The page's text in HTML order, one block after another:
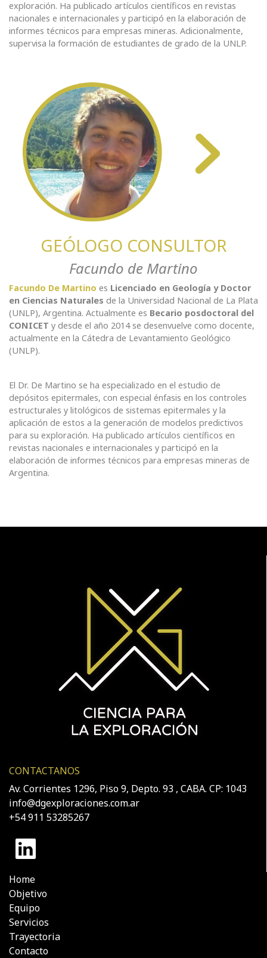
exploración. Ha publicado artículos científicos en revistas
nacionales e internacionales y participó en la elaboración de
informes técnicos para empresas mineras. Adicionalmente,
supervisa la formación de estudiantes de grado de la UNLP.
GEÓLOGO CONSULTOR
Facundo de Martino
Facundo De Martino es Licenciado en Geología y Doctor
en Ciencias Naturales de la Universidad Nacional de La Plata
(UNLP), Argentina. Actualmente es Becario posdoctoral del
CONICET y desde el año 2014 se desenvuelve como docente,
actualmente en la Cátedra de Levantamiento Geológico
(UNLP).
El Dr. De Martino se ha especializado en el estudio de
depósitos epitermales, con especial énfasis en los controles
estructurales y litológicos de sistemas epitermales y la
aplicación de estos a la generación de modelos predictivos
para su exploración. Ha publicado artículos científicos en
revistas nacionales e internacionales y participó en la
elaboración de informes técnicos para empresas mineras de
Argentina.
CONTACTANOS
Av. Corrientes 1296, Piso 9, Depto. 93 , CABA. CP: 1043
info@dgexploraciones.com.ar
+54 911 53285267
Home
Objetivo
Equipo
Servicios
Trayectoria
Contacto